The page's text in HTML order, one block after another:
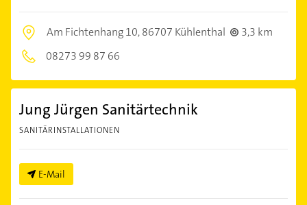
Am Fichtenhang 10,86707 Kühlenthal
3,3 km
08273 99 87 66
Jung Jürgen Sanitärtechnik
SANITÄRINSTALLATIONEN
E-Mail